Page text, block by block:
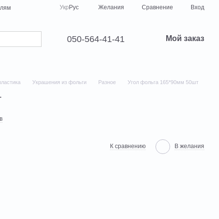
Укр Рус Желания Сравнение Вход
050-564-41-41 Мой заказ
Украшения из фольги Разное Угол фольга 165*90мм 50шт
К сравнению В желания